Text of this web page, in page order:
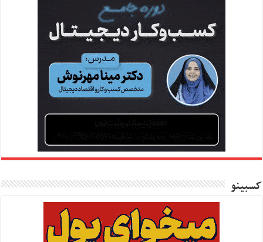
کسبینو